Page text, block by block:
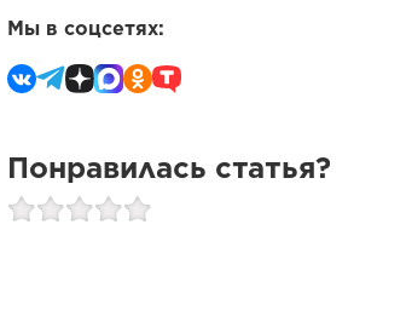
Мы в соцсетях:
Понравилась статья?